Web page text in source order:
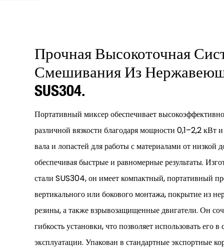
Прочная Высокоточная
Смешивания Из
SUS304.
Портативный миксер обеспечивает
различной вязкости благодаря мощности 0,1–2,2 кВт
вала и лопастей для работы с материалами от низкой
обеспечивая быстрые и равномерные результаты.
стали SUS304, он имеет компактный, портативный
вертикального или бокового монтажа, покрытие из
резины, а также взрывозащищенные двигатели. Он
гибкость установки, что позволяет использовать его
эксплуатации. Упакован в стандартные экспортные